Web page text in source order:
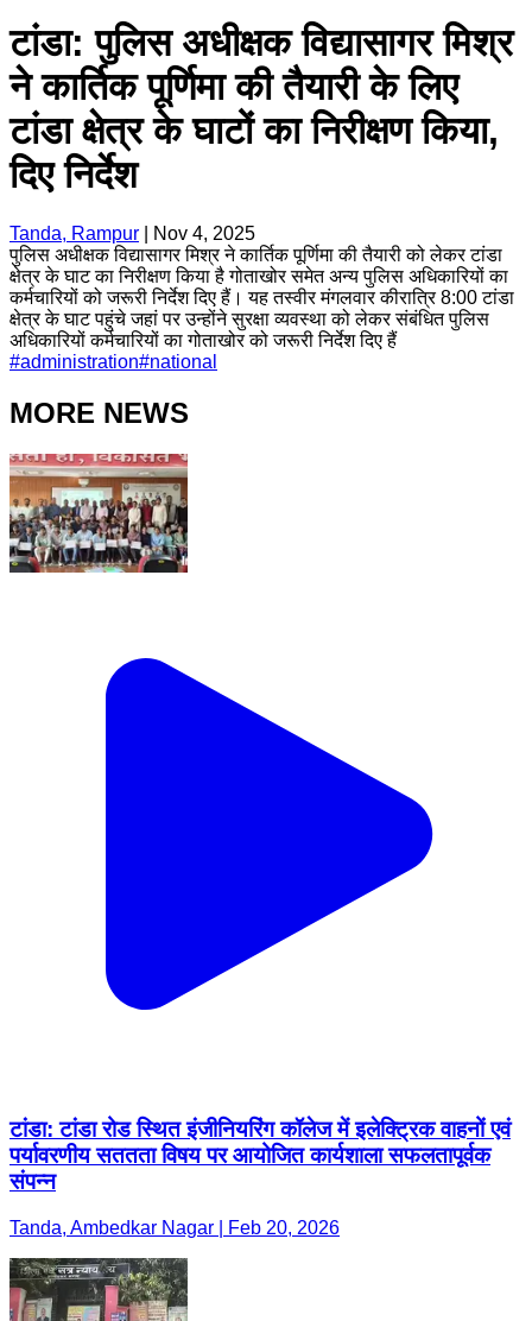
टांडा: पुलिस अधीक्षक विद्यासागर मिश्र
ने कार्तिक पूर्णिमा की तैयारी के लिए
टांडा क्षेत्र के घाटों का निरीक्षण किया,
दिए निर्देश
Tanda, Rampur
Nov 4, 2025
पुलिस अधीक्षक विद्यासागर मिश्र ने कार्तिक पूर्णिमा की तैयारी को लेकर टांडा
क्षेत्र के घाट का निरीक्षण किया है गोताखोर समेत अन्य पुलिस अधिकारियों का
कर्मचारियों को जरूरी निर्देश दिए हैं। यह तस्वीर मंगलवार कीरात्रि 8:00 टांडा
क्षेत्र के घाट पहुंचे जहां पर उन्होंने सुरक्षा व्यवस्था को लेकर संबंधित पुलिस
अधिकारियों कर्मचारियों का गोताखोर को जरूरी निर्देश दिए हैं
#administration#national
MORE NEWS
टांडा: टांडा रोड स्थित इंजीनियरिंग कॉलेज में इलेक्ट्रिक वाहनों एवं
पर्यावरणीय सततता विषय पर आयोजित कार्यशाला सफलतापूर्वक
संपन्न
Tanda, Ambedkar Nagar | Feb 20, 2026